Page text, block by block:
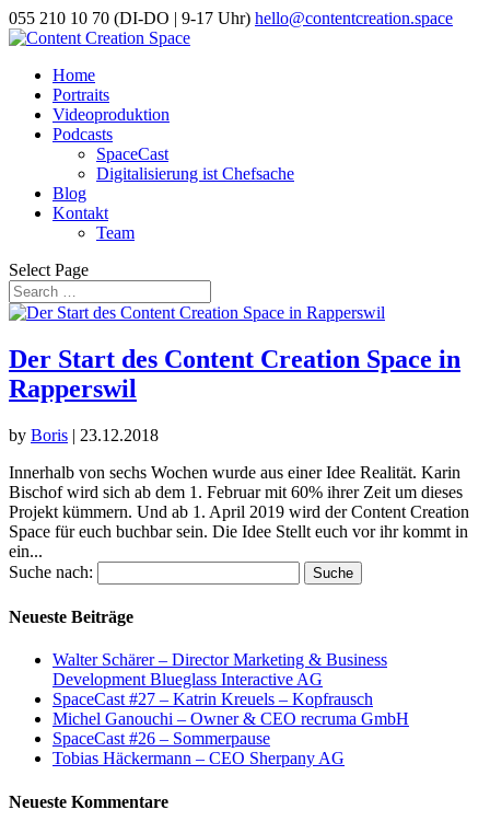
055 210 10 70 (DI-DO | 9-17 Uhr) hello@contentcreation.space
Home
Portraits
Videoproduktion
Podcasts
SpaceCast
Digitalisierung ist Chefsache
Blog
Kontakt
Team
Select Page
Der Start des Content Creation Space in
Rapperswil
by Boris | 23.12.2018
Innerhalb von sechs Wochen wurde aus einer Idee Realität. Karin
Bischof wird sich ab dem 1. Februar mit 60% ihrer Zeit um dieses
Projekt kümmern. Und ab 1. April 2019 wird der Content Creation
Space für euch buchbar sein. Die Idee Stellt euch vor ihr kommt in
ein...
Suche nach:
Neueste Beiträge
Walter Schärer – Director Marketing & Business
Development Blueglass Interactive AG
SpaceCast #27 – Katrin Kreuels – Kopfrausch
Michel Ganouchi – Owner & CEO recruma GmbH
SpaceCast #26 – Sommerpause
Tobias Häckermann – CEO Sherpany AG
Neueste Kommentare